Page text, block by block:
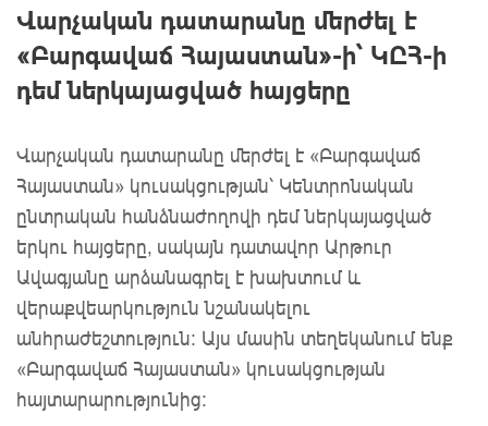
Վարչական դատարանը մերժել է
«Բարգավաճ Հայաստան»-ի՝ ԿԸՀ-ի
դեմ ներկայացված հայցերը
Վարչական դատարանը մերժել է «Բարգավաճ
Հայաստան» կուսակցության՝ Կենտրոնական
ընտրական հանձնաժողովի դեմ ներկայացված
երկու հայցերը, սակայն դատավոր Արթուր
Ավագյանը արձանագրել է խախտում և
վերաքվեարկություն նշանակելու
անհրաժեշտություն։ Այս մասին տեղեկանում ենք
«Բարգավաճ Հայաստան» կուսակցության
հայտարարությունից: